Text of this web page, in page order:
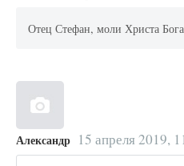
Отец Стефан, моли Христа
Александр 15 апреля 2019,